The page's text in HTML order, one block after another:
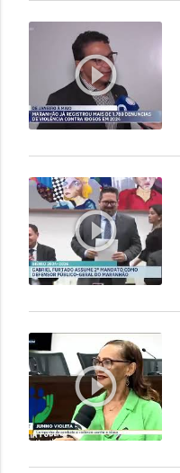
play_circle_outline
play_circle_outline
play_circle_outline